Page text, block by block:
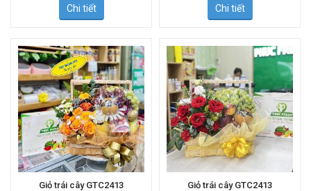
Chi tiết Chi tiết
Giỏ trái cây GTC2413 Giỏ trái cây GTC2413